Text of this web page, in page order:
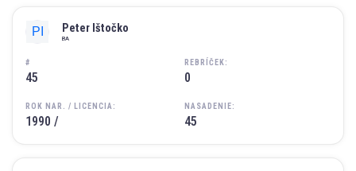
#
45
Peter Ištočko
BA
ROK NAR. / LICENCIA:
1990 /
REBRÍČEK:
0
NASADENIE:
45